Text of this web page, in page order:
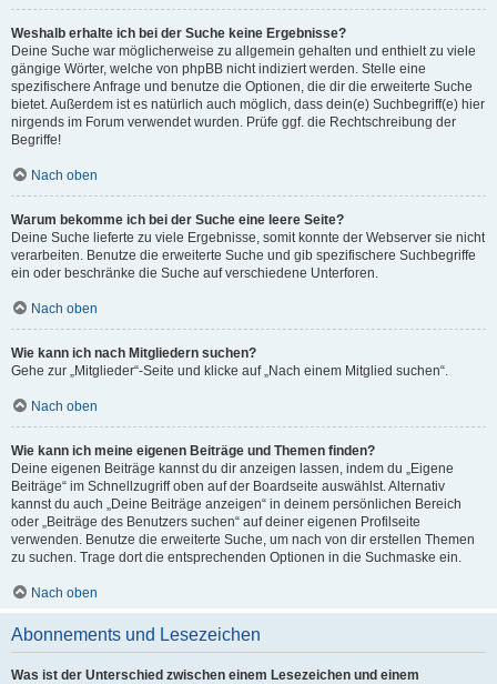
Weshalb erhalte ich bei der Suche keine Ergebnisse?
Deine Suche war möglicherweise zu allgemein gehalten und enthielt zu viele
gängige Wörter, welche von phpBB nicht indiziert werden. Stelle eine
spezifischere Anfrage und benutze die Optionen, die dir die erweiterte Suche
bietet. Außerdem ist es natürlich auch möglich, dass dein(e) Suchbegriff(e) hier
nirgends im Forum verwendet wurden. Prüfe ggf. die Rechtschreibung der
Begriffe!
Nach oben
Warum bekomme ich bei der Suche eine leere Seite?
Deine Suche lieferte zu viele Ergebnisse, somit konnte der Webserver sie nicht
verarbeiten. Benutze die erweiterte Suche und gib spezifischere Suchbegriffe
ein oder beschränke die Suche auf verschiedene Unterforen.
Nach oben
Wie kann ich nach Mitgliedern suchen?
Gehe zur „Mitglieder“-Seite und klicke auf „Nach einem Mitglied suchen“.
Nach oben
Wie kann ich meine eigenen Beiträge und Themen finden?
Deine eigenen Beiträge kannst du dir anzeigen lassen, indem du „Eigene
Beiträge“ im Schnellzugriff oben auf der Boardseite auswählst. Alternativ
kannst du auch „Deine Beiträge anzeigen“ in deinem persönlichen Bereich
oder „Beiträge des Benutzers suchen“ auf deiner eigenen Profilseite
verwenden. Benutze die erweiterte Suche, um nach von dir erstellen Themen
zu suchen. Trage dort die entsprechenden Optionen in die Suchmaske ein.
Nach oben
Abonnements und Lesezeichen
Was ist der Unterschied zwischen einem Lesezeichen und einem